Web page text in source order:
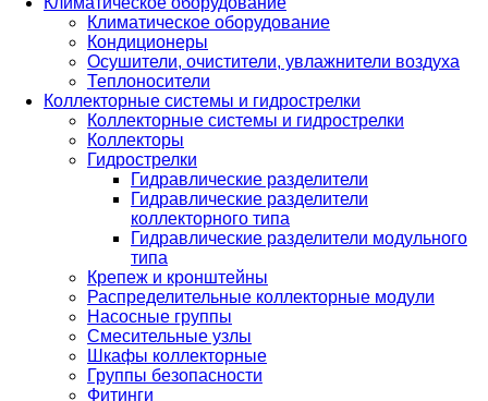
Климатическое оборудование
Кондиционеры
Осушители, очистители, увлажнители воздуха
Теплоносители
Коллекторные системы и гидрострелки
Коллекторные системы и гидрострелки
Коллекторы
Гидрострелки
Гидравлические разделители
Гидравлические разделители
коллекторного типа
Гидравлические разделители модульного
типа
Крепеж и кронштейны
Распределительные коллекторные модули
Насосные группы
Смесительные узлы
Шкафы коллекторные
Группы безопасности
Фитинги